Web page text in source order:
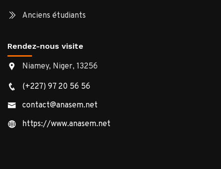
Anciens étudiants
Rendez-nous visite
Niamey, Niger, 13256
(+227) 97 20 56 56
contact@anasem.net
https://www.anasem.net